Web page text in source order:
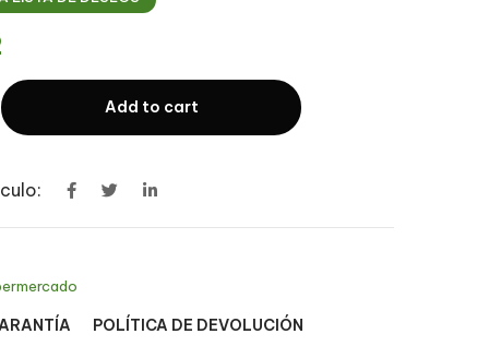
Add to cart
POLÍTICA DE DEVOLUCIÓN